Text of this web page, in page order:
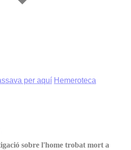
per aquí Hemeroteca
sobre l'home trobat mort a